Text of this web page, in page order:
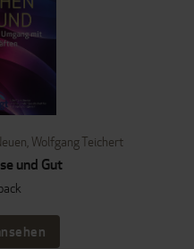
, Wolfgang Teichert
und Gut